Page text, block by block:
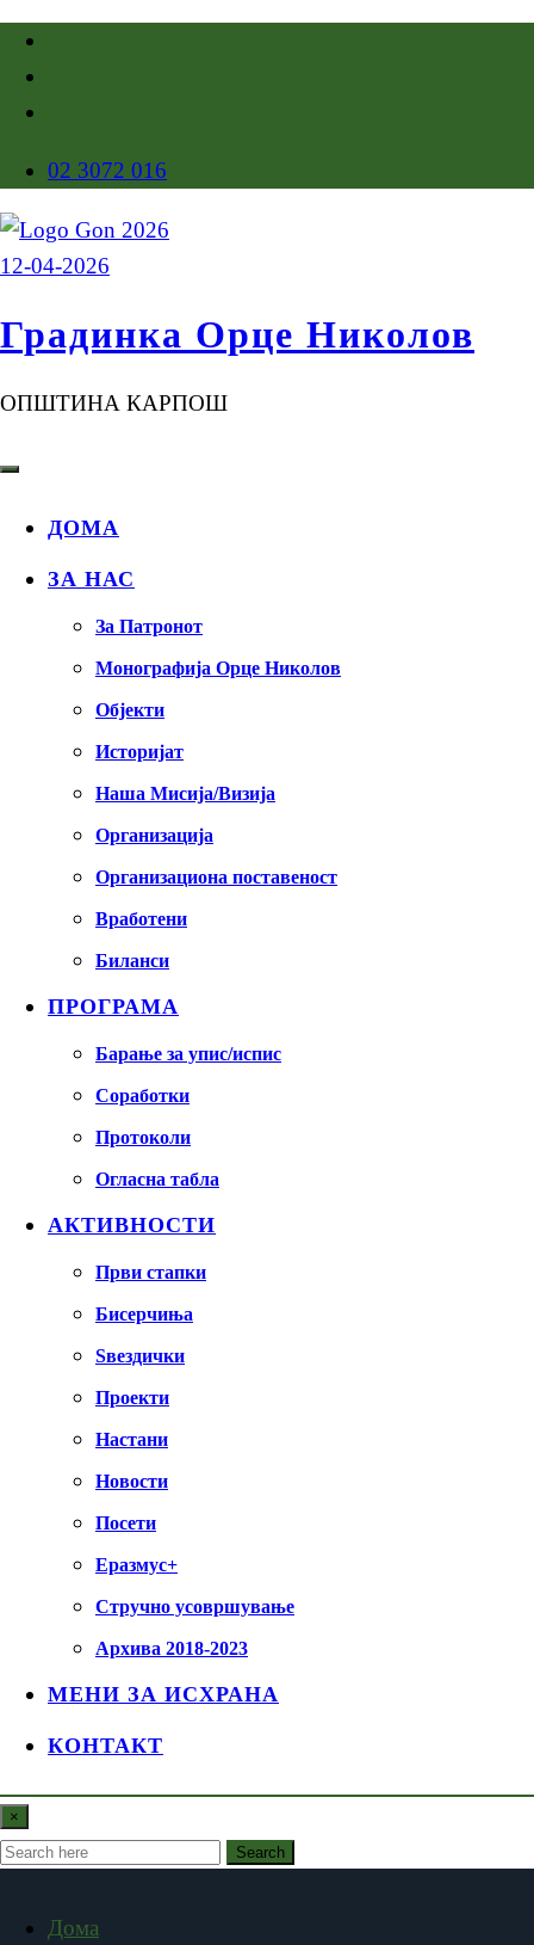
02 3072 016
Градинка Орце Николов
ОПШТИНА КАРПОШ
ДОМА
ЗА НАС
За Патронот
Монографија Орце Николов
Објекти
Историјат
Наша Мисија/Визија
Организација
Организациона поставеност
Вработени
Биланси
ПРОГРАМА
Барање за упис/испис
Соработки
Протоколи
Огласна табла
АКТИВНОСТИ
Први стапки
Бисерчиња
Ѕвездички
Проекти
Настани
Новости
Посети
Еразмус+
Стручно усовршување
Архива 2018-2023
МЕНИ ЗА ИСХРАНА
КОНТАКТ
×
Search
Дома